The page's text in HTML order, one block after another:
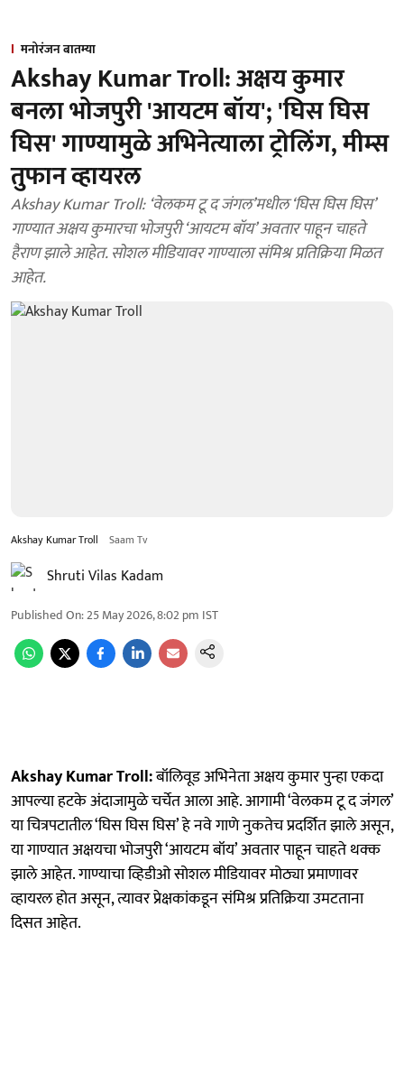
मनोरंजन बातम्या
Akshay Kumar Troll: अक्षय कुमार
बनला भोजपुरी 'आयटम बॉय'; 'घिस घिस
घिस' गाण्यामुळे अभिनेत्याला ट्रोलिंग, मीम्स
तुफान व्हायरल
Akshay Kumar Troll: ‘वेलकम टू द जंगल’मधील ‘घिस घिस घिस’
गाण्यात अक्षय कुमारचा भोजपुरी ‘आयटम बॉय’ अवतार पाहून चाहते
हैराण झाले आहेत. सोशल मीडियावर गाण्याला संमिश्र प्रतिक्रिया मिळत
आहेत.
Akshay Kumar Troll Saam Tv
Shruti Vilas Kadam
Published On:25 May 2026, 8:02 pm IST
Akshay Kumar Troll:बॉलिवूड अभिनेता अक्षय कुमार पुन्हा एकदा
आपल्या हटके अंदाजामुळे चर्चेत आला आहे. आगामी ‘वेलकम टू द जंगल’
या चित्रपटातील ‘घिस घिस घिस’ हे नवे गाणे नुकतेच प्रदर्शित झाले असून,
या गाण्यात अक्षयचा भोजपुरी ‘आयटम बॉय’ अवतार पाहून चाहते थक्क
झाले आहेत. गाण्याचा व्हिडीओ सोशल मीडियावर मोठ्या प्रमाणावर
व्हायरल होत असून, त्यावर प्रेक्षकांकडून संमिश्र प्रतिक्रिया उमटताना
दिसत आहेत.